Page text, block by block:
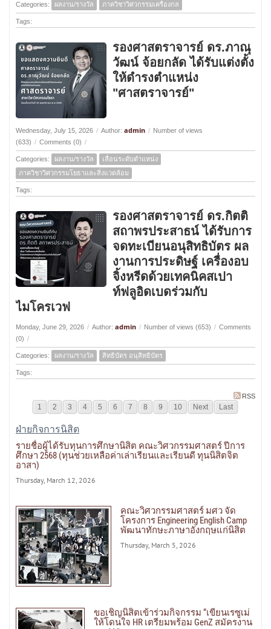
Categories: ผลงาน/รางวัล ภาควิชาวิศวกรรมเครื่องกล
Tags:
รองศาสตราจารย์ ดร.ภาณุ
วัฒน์ จ้อยกลัด ได้รับแต่งตั้ง
ให้ดำรงตำแหน่ง
"ศาสตราจารย์"
Wednesday, July 15, 2026 / Author: admin / Number of views
(633) / Comments (0) /
Categories: ผลงาน/รางวัล
เลื่อนระดับตำแหน่ง
ภาควิชาวิศวกรรมโยธาและสิ่งแวดล้อม
Tags:
รองศาสตราจารย์ ดร.กิตติ
สถาพรประสาธน์ ได้รับการ
จดทะเบียนอนุสิทธิบัตร ผล
งานการประดิษฐ์ เครื่องอบ
จิ้งหรีดด้วยเทคนิคสเปา
ท์ฟลูอิดเบดร่วมกับ
ไมโครเวฟ
Monday, June 29, 2026 / Author: admin / Number of views (653) / Comments
(0) /
Categories: ผลงาน/รางวัล สิทธิบัตร อนุสิทธิบัตร
Tags:
RSS
1 2 3 4 5 6 7 8 9 10 Next Last
ฝ่ายกิจการนิสิต
รายชื่อผู้ได้รับทุนการศึกษานิสิต คณะวิศวกรรมศาสตร์ ปีการ
ศึกษา 2568 (ทุนช่วยเหลือค่าเล่าเรียนและเรียนดี ทุนนิสิตจิต
อาสา)
Thursday, March 12, 2026
คณะวิศวกรรมศาสตร์ มศว จัด
โครงการ Engineering English Camp
พัฒนาทักษะภาษาอังกฤษแก่นิสิต
Thursday, March 5, 2026
ขอเชิญนิสิตเข้าร่วมกิจกรรม “เขียนเรซูเม่
ให้โดนใจ HR เตรียมพร้อม GenZ สมัครงาน